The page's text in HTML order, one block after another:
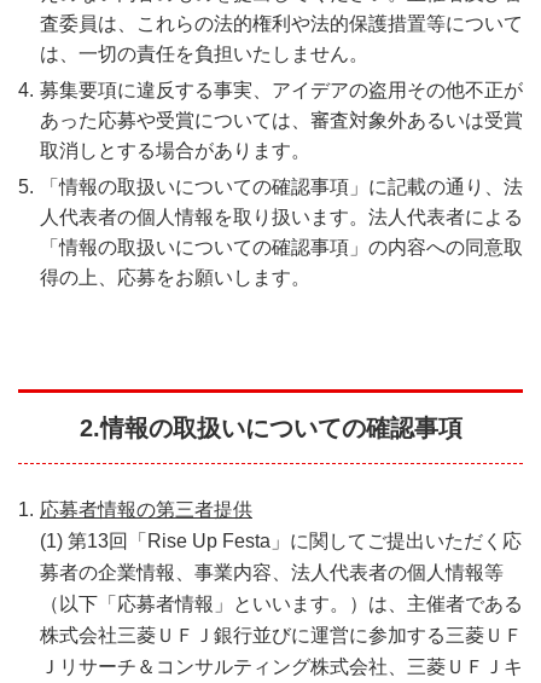
査委員は、これらの法的権利や法的保護措置等について
は、一切の責任を負担いたしません。
募集要項に違反する事実、アイデアの盗用その他不正が
あった応募や受賞については、審査対象外あるいは受賞
取消しとする場合があります。
「情報の取扱いについての確認事項」に記載の通り、法
人代表者の個人情報を取り扱います。法人代表者による
「情報の取扱いについての確認事項」の内容への同意取
得の上、応募をお願いします。
2.情報の取扱いについての確認事項
応募者情報の第三者提供
(1) 第13回「Rise Up Festa」に関してご提出いただく応
募者の企業情報、事業内容、法人代表者の個人情報等
（以下「応募者情報」といいます。）は、主催者である
株式会社三菱ＵＦＪ銀行並びに運営に参加する三菱ＵＦ
Ｊリサーチ＆コンサルティング株式会社、三菱ＵＦＪキ